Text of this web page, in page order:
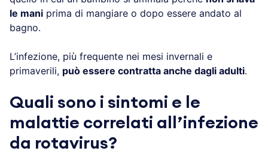
le mani prima di mangiare o dopo essere andato al
bagno.
L’infezione, più frequente nei mesi invernali e
primaverili, può essere contratta anche dagli adulti.
Quali sono i sintomi e le
malattie correlati all’infezione
da rotavirus?